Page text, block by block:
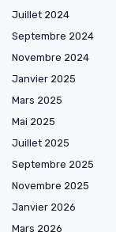
Juillet 2024
Septembre 2024
Novembre 2024
Janvier 2025
Mars 2025
Mai 2025
Juillet 2025
Septembre 2025
Novembre 2025
Janvier 2026
Mars 2026